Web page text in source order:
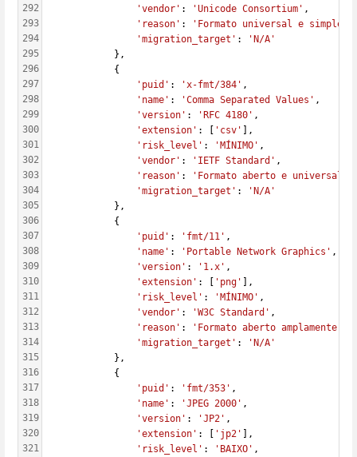
292
293
294
295
296
297
298
299
300
301
302
303
304
305
306
307
308
309
310
311
312
313
314
315
316
317
318
319
320
321
'vendor' : 'Unicode Consortium' ,
'reason' : 'Formato universal e simples'
'migration_target' :
'N/A'
            },
            {
'puid' : 'x-fmt/384' ,
'name' : 'Comma Separated Values' ,
'version' : 'RFC 4180' ,
'extension' : [ 'csv'
],
'risk_level' : 'MÍNIMO' ,
'vendor' : 'IETF Standard' ,
'reason' : 'Formato aberto e universal'
'migration_target' :
'N/A'
            },
            {
'puid' : 'fmt/11' ,
'name' : 'Portable Network Graphics' ,
'version' : '1.x' ,
'extension' : [ 'png'
],
'risk_level' : 'MÍNIMO' ,
'vendor' : 'W3C Standard' ,
'reason' :
'Formato aberto amplamente
'migration_target' :
'N/A'
            },
            {
'puid' : 'fmt/353' ,
'name' : 'JPEG 2000' ,
'version' : 'JP2' ,
'extension' : [ 'jp2'
],
'risk_level' : 'BAIXO' ,